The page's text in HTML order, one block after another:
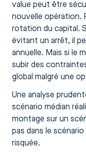
value peut être
nouvelle opération.
rotation du capital.
évitant un arrêt, il
annuelle. Mais si le
subir des
global malgré une
Une analyse
scénario médian
montage sur un
pas dans le
risquée.